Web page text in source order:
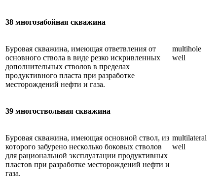
38 многозабойная скважина
multihole
well
Буровая скважина, имеющая ответвления от
основного ствола в виде резко искривленных
дополнительных стволов в пределах
продуктивного пласта при разработке
месторождений нефти и газа.
39 многоствольная скважина
multilateral
well
Буровая скважина, имеющая основной ствол, из
которого забурено несколько боковых стволов
для рациональной эксплуатации продуктивных
пластов при разработке месторождений нефти и
газа.